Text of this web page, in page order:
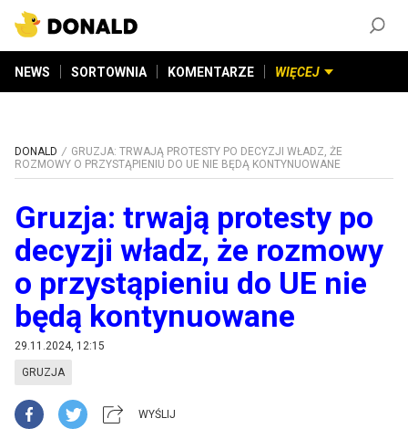
NEWS SORTOWNIA KOMENTARZE WIĘCEJ
DONALD
GRUZJA: TRWAJĄ PROTESTY PO DECYZJI WŁADZ, ŻE
ROZMOWY O PRZYSTĄPIENIU DO UE NIE BĘDĄ KONTYNUOWANE
Gruzja: trwają protesty po
decyzji władz, że rozmowy
o przystąpieniu do UE nie
będą kontynuowane
29.11.2024, 12:15
GRUZJA
WYŚLIJ